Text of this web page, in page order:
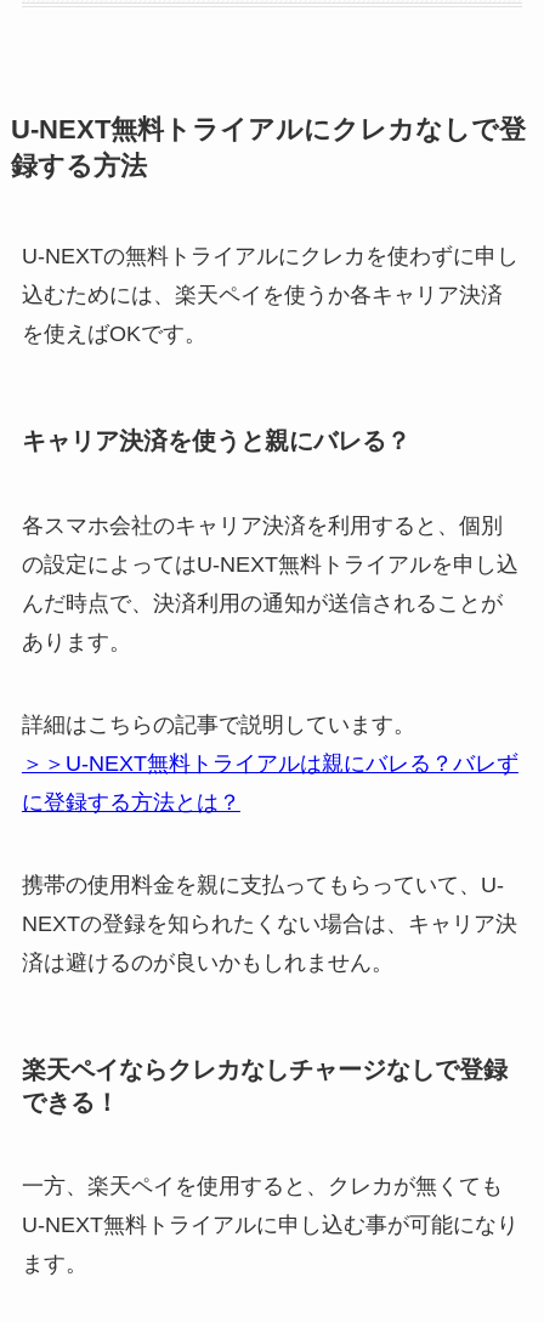
U-NEXT無料トライアルにクレカなしで登
録する方法
U-NEXTの無料トライアルにクレカを使わずに申し
込むためには、楽天ペイを使うか各キャリア決済
を使えばOKです。
キャリア決済を使うと親にバレる？
各スマホ会社のキャリア決済を利用すると、個別
の設定によってはU-NEXT無料トライアルを申し込
んだ時点で、決済利用の通知が送信されることが
あります。
詳細はこちらの記事で説明しています。
＞＞U-NEXT無料トライアルは親にバレる？バレず
に登録する方法とは？
携帯の使用料金を親に支払ってもらっていて、U-
NEXTの登録を知られたくない場合は、キャリア決
済は避けるのが良いかもしれません。
楽天ペイならクレカなしチャージなしで登録
できる！
一方、楽天ペイを使用すると、クレカが無くても
U-NEXT無料トライアルに申し込む事が可能になり
ます。